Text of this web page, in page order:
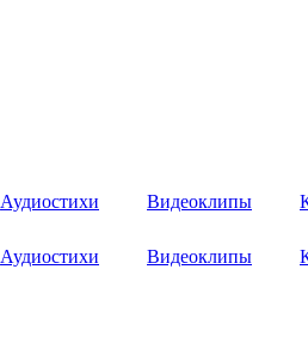
Аудиостихи Видеоклипы
Аудиостихи Видеоклипы